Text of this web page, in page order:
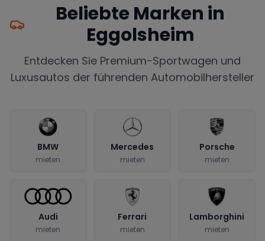
Beliebte Marken in
Eggolsheim
Entdecken Sie Premium-Sportwagen und
Luxusautos der führenden Automobilhersteller
BMW
mieten
Mercedes
mieten
Porsche
mieten
Audi
mieten
Ferrari
mieten
Lamborghini
mieten